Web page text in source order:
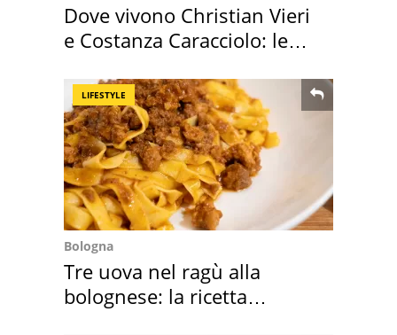
Dove vivono Christian Vieri
e Costanza Caracciolo: le
LIFESTYLE
Bologna
Tre uova nel ragù alla
bolognese: la ricetta